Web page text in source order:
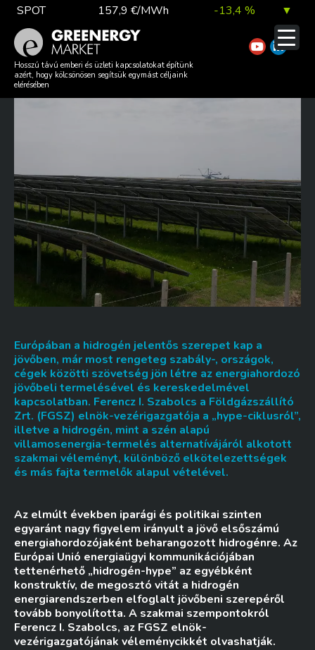
Skip
content
SPOT 157,9 €/MWh -13,4 % ▼
TTF DA 56,1 €/MWh 7,0 % ▲
DAX index 26 140,13 0,1 % ▲
EUR árfolyam 363,03 Ft ▲
Hosszú távú emberi és üzleti kapcsolatokat építünk
azért, hogy kölcsönösen segítsük egymást céljaink
elérésében
HIDROGÉN: MEGHALADTUK A
TÚLZOTT VÁRAKOZÁSOKAT?
Európában a hidrogén jelentős szerepet kap a
jövőben, már most rengeteg szabály-, országok,
cégek közötti szövetség jön létre az energiahordozó
jövőbeli termelésével és kereskedelmével
kapcsolatban. Ferencz I. Szabolcs a Földgázszállító
Zrt. (FGSZ) elnök-vezérigazgatója a „hype-ciklusról”,
illetve a hidrogén, mint a szén alapú
villamosenergia-termelés alternatívájáról alkotott
szakmai véleményt, különböző elkötelezettségek
és más fajta termelők alapul vételével.
Az elmúlt években iparági és politikai szinten
egyaránt nagy figyelem irányult a jövő elsőszámú
energiahordozójaként beharangozott hidrogénre. Az
Európai Unió energiaügyi kommunikációjában
tettenérhető „hidrogén-hype” az egyébként
konstruktív, de megosztó vitát a hidrogén
energiarendszerben elfoglalt jövőbeni szerepéről
tovább bonyolította. A szakmai szempontokról
Ferencz I. Szabolcs, az FGSZ elnök-
vezérigazgatójának véleménycikkét olvashatják.